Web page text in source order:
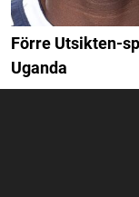
Förre Utsikten-
Uganda